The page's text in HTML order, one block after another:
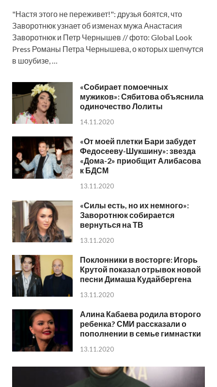
"Настя этого не переживет!": друзья боятся, что
Заворотнюк узнает об изменах мужа Анастасия
Заворотнюк и Петр Чернышев // фото: Global Look
Press Романы Петра Чернышева, о которых шепчутся
в шоубизе, …
«Собирает помоечных
мужиков»: Сябитова объяснила
одиночество Лолиты
14.11.2020
«От моей плетки Бари забудет
Федосееву-Шукшину»: звезда
«Дома-2» приобщит Алибасова
к БДСМ
13.11.2020
«Силы есть, но их немного»:
Заворотнюк собирается
вернуться на ТВ
13.11.2020
Поклонники в восторге: Игорь
Крутой показал отрывок новой
песни Димаша Кудайбергена
13.11.2020
Алина Кабаева родила второго
ребенка? СМИ рассказали о
пополнении в семье гимнастки
13.11.2020